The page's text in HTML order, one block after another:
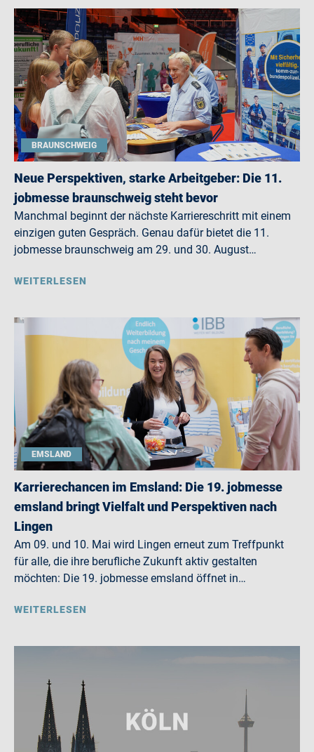
BRAUNSCHWEIG
Neue Perspektiven, starke Arbeitgeber: Die 11.
jobmesse braunschweig steht bevor
Manchmal beginnt der nächste Karriereschritt mit einem
einzigen guten Gespräch. Genau dafür bietet die 11.
jobmesse braunschweig am 29. und 30. August…
WEITERLESEN
EMSLAND
Karrierechancen im Emsland: Die 19. jobmesse
emsland bringt Vielfalt und Perspektiven nach
Lingen
Am 09. und 10. Mai wird Lingen erneut zum Treffpunkt
für alle, die ihre berufliche Zukunft aktiv gestalten
möchten: Die 19. jobmesse emsland öffnet in…
WEITERLESEN